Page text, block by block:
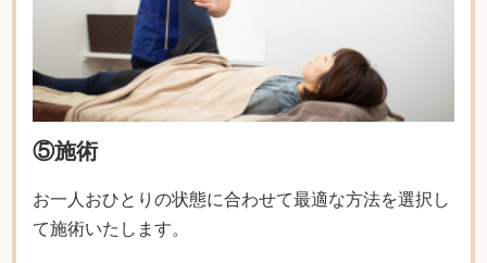
⑤施術
お一人おひとりの状態に合わせて最適な方法を選択し
て施術いたします。